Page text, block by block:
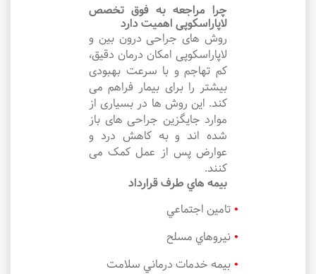
چرا مراجعه به فوق تخصص
لاپاراسکوپی اهمیت دارد
روش های جراحی درون بین و
لاپاراسکوپی امکان درمان دقیق،
کم تهاجم و با سرعت بهبودی
بیشتر را برای بیمار فراهم می
کند. این روش ها در بسیاری از
موارد جایگزین جراحی های باز
شده اند و به کاهش درد و
عوارض پس از عمل کمک می
کنند.
بيمه هاي طرف قرارداد
تامين اجتماعي
نيروهاي مسلح
بيمه خدمات درماني سلامت